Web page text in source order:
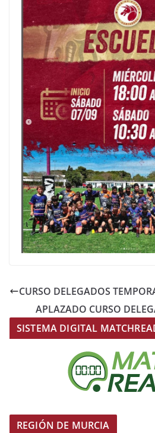
CURSO DELEGADOS
APLAZADO CURSO
SISTEMA DIGITAL
REGIÓN DE MURCIA